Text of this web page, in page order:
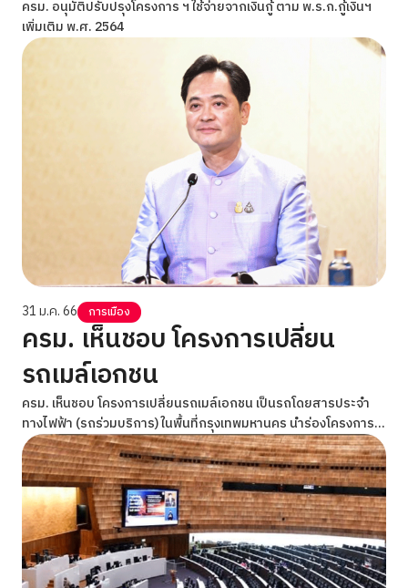
ครม. อนุมัติปรับปรุงโครงการ ฯ ใช้จ่ายจากเงินกู้ ตาม พ.ร.ก.กู้เงินฯ
เพิ่มเติม พ.ศ. 2564
31 ม.ค. 66 การเมือง
ครม. เห็นชอบ โครงการเปลี่ยน
รถเมล์เอกชน
ครม. เห็นชอบ โครงการเปลี่ยนรถเมล์เอกชน เป็นรถโดยสารประจำ
ทางไฟฟ้า (รถร่วมบริการ) ในพื้นที่กรุงเทพมหานคร นำร่องโครงการ
คาร์บอนเครดิตระหว่างประเทศ ครั้งแรกของไทย พร้อมส่งเสริม
ประชาชนได้เดินทางด้วยรถโดยสารสาธารณะที่มีความทันสมัย ลด
ฝุ่น PM 2.5